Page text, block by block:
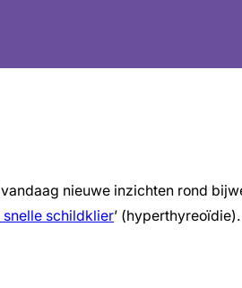
nieuwe inzichten rond
snelle schildklier’ (hyperthyreoïdie).